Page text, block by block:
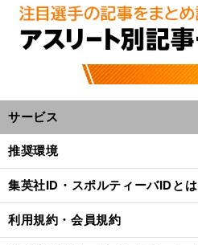
サービス
推奨環境
集英社ID・スポルティーバIDとは
利用規約・会員規約